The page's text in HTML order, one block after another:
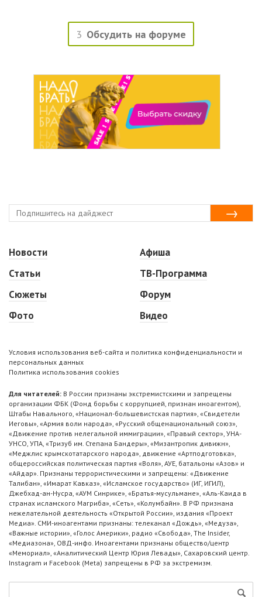
3 Обсудить на форуме
Новости
Статьи
Сюжеты
Фото
Афиша
ТВ-Программа
Форум
Видео
Условия использования веб-сайта и политика конфиденциальности и
персональных данных
Политика использования cookies
Для читателей: В России признаны экстремистскими и запрещены
организации ФБК (Фонд борьбы с коррупцией, признан иноагентом),
Штабы Навального, «Национал-большевистская партия», «Свидетели
Иеговы», «Армия воли народа», «Русский общенациональный союз»,
«Движение против нелегальной иммиграции», «Правый сектор», УНА-
УНСО, УПА, «Тризуб им. Степана Бандеры», «Мизантропик дивижн»,
«Меджлис крымскотатарского народа», движение «Артподготовка»,
общероссийская политическая партия «Воля», АУЕ, батальоны «Азов» и
«Айдар». Признаны террористическими и запрещены: «Движение
Талибан», «Имарат Кавказ», «Исламское государство» (ИГ, ИГИЛ),
Джебхад-ан-Нусра, «АУМ Синрике», «Братья-мусульмане», «Аль-Каида в
странах исламского Магриба», «Сеть», «Колумбайн». В РФ признана
нежелательной деятельность «Открытой России», издания «Проект
Медиа». СМИ-иноагентами признаны: телеканал «Дождь», «Медуза»,
«Важные истории», «Голос Америки», радио «Свобода», The Insider,
«Медиазона», ОВД-инфо. Иноагентами признаны общество/центр
«Мемориал», «Аналитический Центр Юрия Левады», Сахаровский центр.
Instagram и Facebook (Metа) запрещены в РФ за экстремизм.